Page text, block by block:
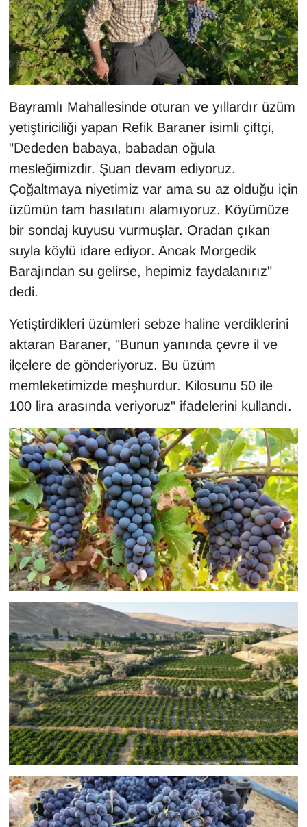
Bayramlı Mahallesinde oturan ve yıllardır üzüm
yetiştiriciliği yapan Refik Baraner isimli çiftçi,
"Dededen babaya, babadan oğula
mesleğimizdir. Şuan devam ediyoruz.
Çoğaltmaya niyetimiz var ama su az olduğu için
üzümün tam hasılatını alamıyoruz. Köyümüze
bir sondaj kuyusu vurmuşlar. Oradan çıkan
suyla köylü idare ediyor. Ancak Morgedik
Barajından su gelirse, hepimiz faydalanırız"
dedi.
Yetiştirdikleri üzümleri sebze haline verdiklerini
aktaran Baraner, "Bunun yanında çevre il ve
ilçelere de gönderiyoruz. Bu üzüm
memleketimizde meşhurdur. Kilosunu 50 ile
100 lira arasında veriyoruz" ifadelerini kullandı.
Kim Kimdir?
Kültür & Sanat
MAGAZİN
MEDYA
ONE EKONOMİ
POLİTİKA
Resmi İlanlar
SAĞLIK
Seri İlan
Sinema - TV
SİYASET
SPOR
TEBRİK
TEKNOLOJİ
Turizm
VAN'DA SPOR
Vasıta
YAŞAM
YEREL